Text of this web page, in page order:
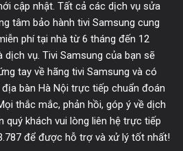
cập nhật. Tất cả các dịch vụ sửa
tâm bảo hành tivi Samsung cung
phí tại nhà từ 6 tháng đến 12
dịch vụ. Tivi Samsung của bạn sẽ
tay về hãng tivi Samsung và có
bàn Hà Nội trực tiếp chuẩn đoán
thắc mắc, phản hồi, góp ý về dịch
quý khách vui lòng liên hệ trực tiếp
để được hỗ trợ và xử lý tốt nhất!